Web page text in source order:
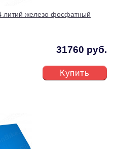
литий железо фосфатный
31760 руб.
Купить